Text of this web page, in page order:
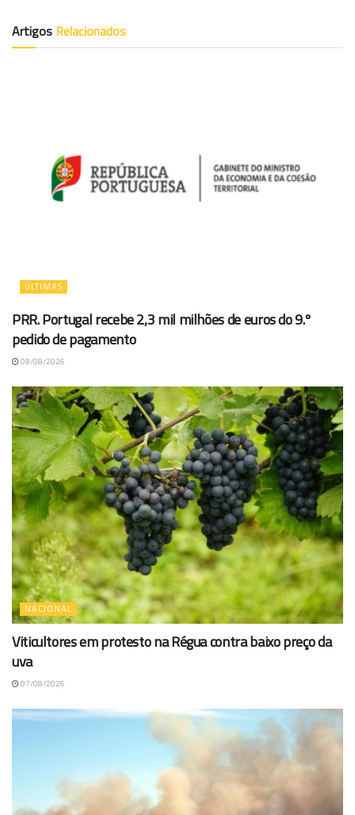
Artigos Relacionados
ÚLTIMAS
PRR. Portugal recebe 2,3 mil milhões de euros do 9.º
pedido de pagamento
08/08/2026
NACIONAL
Viticultores em protesto na Régua contra baixo preço da
uva
07/08/2026